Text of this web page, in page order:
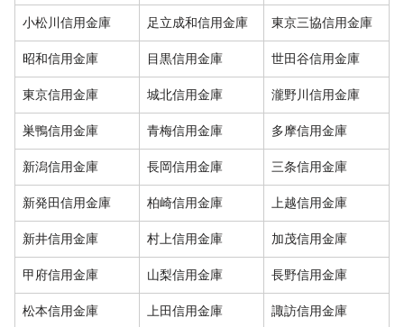
小松川信用金庫 足立成和信用金庫 東京三協信用金庫
昭和信用金庫 目黒信用金庫 世田谷信用金庫
東京信用金庫 城北信用金庫 瀧野川信用金庫
巣鴨信用金庫 青梅信用金庫 多摩信用金庫
新潟信用金庫 長岡信用金庫 三条信用金庫
新発田信用金庫 柏崎信用金庫 上越信用金庫
新井信用金庫 村上信用金庫 加茂信用金庫
甲府信用金庫 山梨信用金庫 長野信用金庫
松本信用金庫 上田信用金庫 諏訪信用金庫